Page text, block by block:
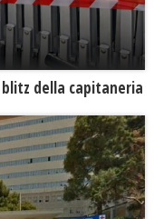
della capitaneria